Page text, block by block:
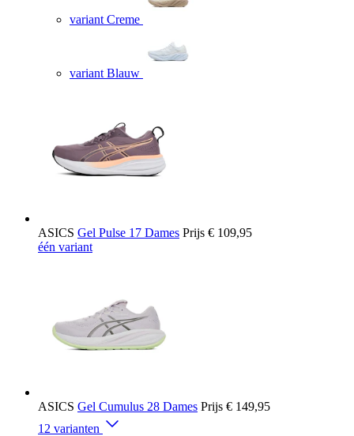
variant Creme
variant Blauw
ASICS Gel Pulse 17 Dames Prijs € 109,95
één variant
ASICS Gel Cumulus 28 Dames Prijs € 149,95
12 varianten